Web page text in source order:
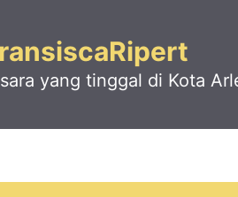
yang tinggal di Kota